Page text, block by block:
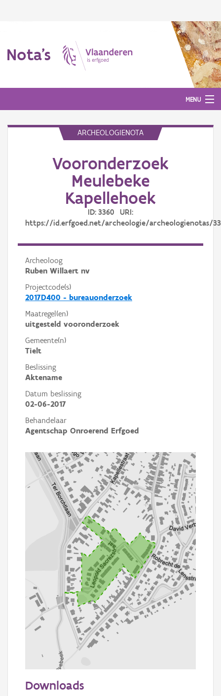
Nota's
MENU
ARCHEOLOGIENOTA
Vooronderzoek
Meulebeke
Kapellehoek
ID: 3360 URI:
https://id.erfgoed.net/archeologie/archeologienotas/
Archeoloog
Ruben Willaert nv
Projectcode(s)
2017D400 - bureauonderzoek
Maatregel(en)
uitgesteld vooronderzoek
Gemeente(n)
Tielt
Beslissing
Aktename
Datum beslissing
02-06-2017
Behandelaar
Agentschap Onroerend Erfgoed
Informatie Vlaanderen
Downloads